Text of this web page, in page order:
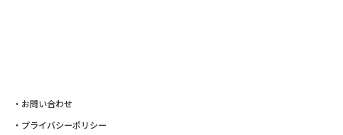
お問い合わせ
プライバシーポリシー